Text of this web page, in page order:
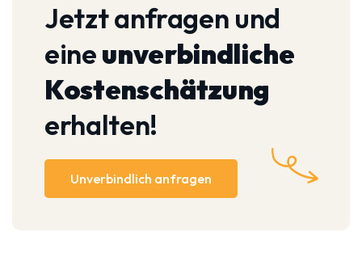
Jetzt anfragen und
eineunverbindliche
Kostenschätzung
erhalten!
Unverbindlich anfragen